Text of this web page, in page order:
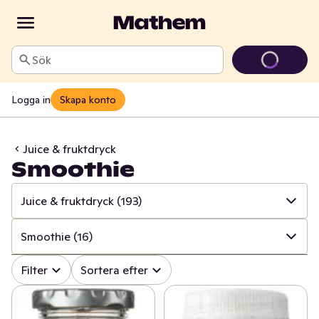
Sök
Logga in Skapa konto
Juice & fruktdryck
Smoothie
Juice & fruktdryck (193)
✓ Alla (1365)
✓ (416)
Mjölk (100)
Smoothie (16)
✓ Alla (193)
Apelsinjuice (25)
Filter Sortera efter